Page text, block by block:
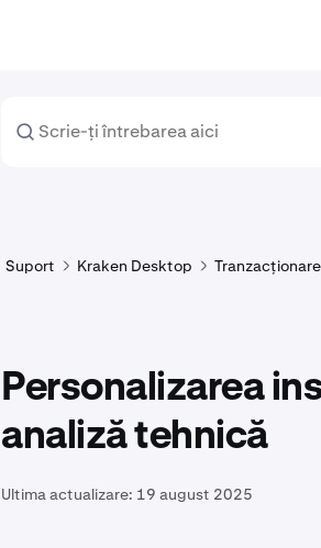
Suport Kraken Desktop
Personalizarea
analiză tehnică
Ultima actualizare: 19 august 2025